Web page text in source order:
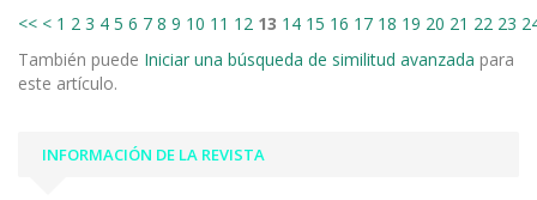
<< < 1 2 3 4 5 6 7 8 9 10 11 12 13 14 15 16 17 18 19 20 21 22 23
También puede Iniciar una búsqueda de similitud avanzada para
este artículo.
INFORMACIÓN DE LA REVISTA